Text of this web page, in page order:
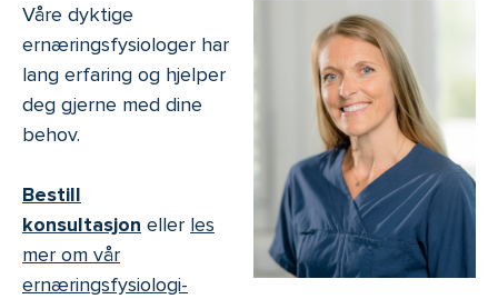
Våre dyktige
ernæringsfysiologer har
lang erfaring og hjelper
deg gjerne med dine
behov.
Bestill
konsultasjon eller les
mer om vår
ernæringsfysiologi-